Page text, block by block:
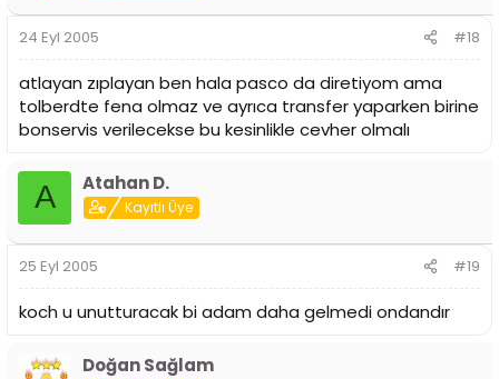
24 Eyl 2005 #18
atlayan zıplayan ben hala pasco da diretiyom ama
tolberdte fena olmaz ve ayrıca transfer yaparken birine
bonservis verilecekse bu kesinlikle cevher olmalı
A Atahan D.
Kayıtlı Üye
25 Eyl 2005 #19
koch u unutturacak bi adam daha gelmedi ondandır
Doğan Sağlam